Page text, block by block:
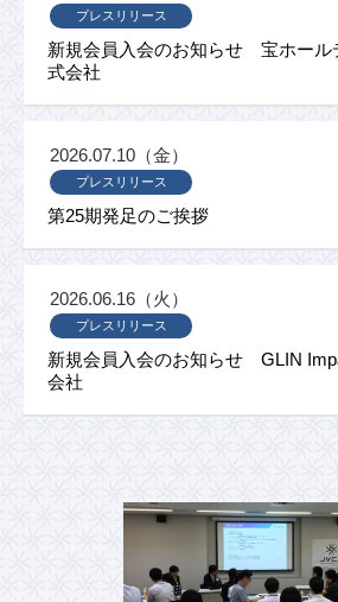
新規会員入会のお知らせ 宝ホール
式会社
プレスリリース
第25期発足のご挨拶
プレスリリース
2026.07.10（金）
新規会員入会のお知らせ GLIN
会社
プレスリリース
2026.06.16（火）